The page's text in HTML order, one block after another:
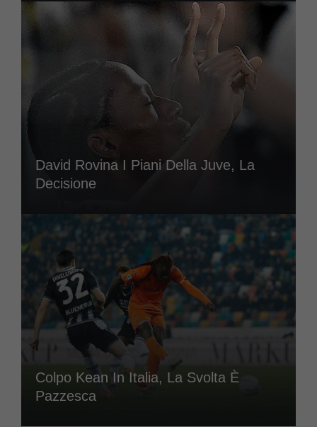
David Rovina I Piani Della Juve, La
Decisione
Colpo Kean In Italia, La Svolta È
Pazzesca